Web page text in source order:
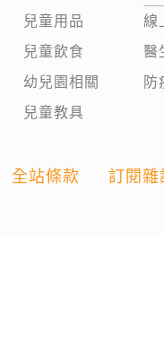
兒童用品
兒童飲食
幼兒園相關
兒童教具
線
醫
防
全站條款 訂閱雜